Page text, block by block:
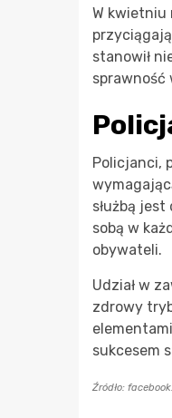
W kwietniu
stanowił
sprawność
Policjanci,
służbą
sobą w
obywateli.
Udział w
zdrowy
sukcesem
Źródło: